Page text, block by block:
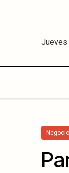
Jueves